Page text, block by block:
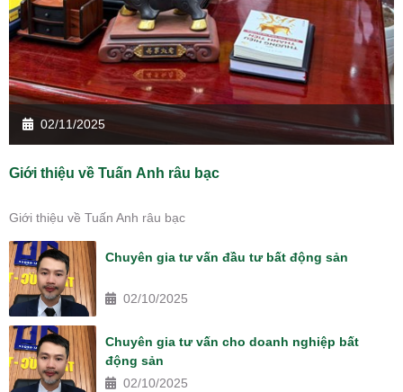
02/11/2025
Giới thiệu về Tuấn Anh râu bạc
Giới thiệu về Tuấn Anh râu bạc
Chuyên gia tư vấn đầu tư bất động sản
02/10/2025
Chuyên gia tư vấn cho doanh nghiệp bất
động sản
02/10/2025